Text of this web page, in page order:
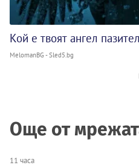
Кой е твоят ангел
MelomanBG - Sled5.bg
Още от
11 часа